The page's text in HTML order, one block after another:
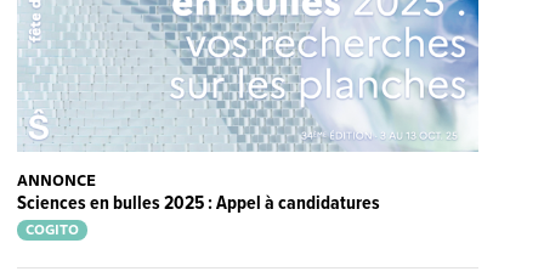
ANNONCE
Sciences en bulles 2025 : Appel à candidatures
COGITO